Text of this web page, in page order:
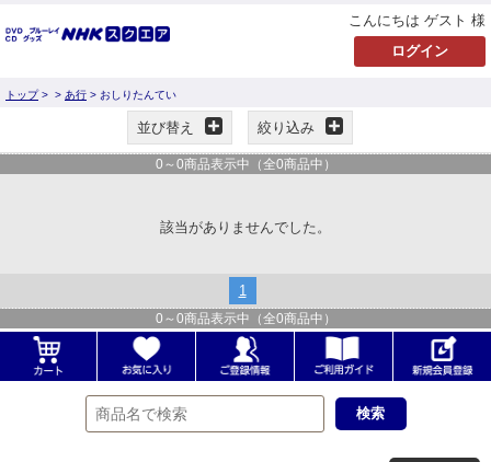
こんにちは ゲスト 様
トップ> > あ行 > おしりたんてい
並び替え 絞り込み
0 ～ 0商品表示中（全0商品中）
該当がありませんでした。
1
0 ～ 0商品表示中（全0商品中）